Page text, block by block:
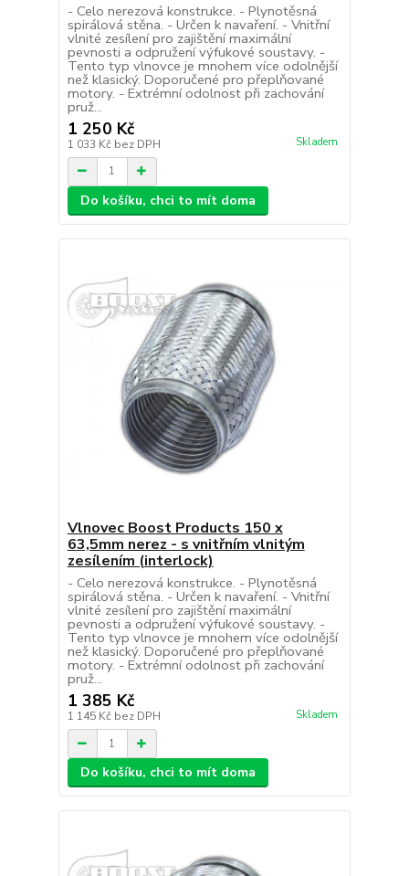
- Celo nerezová konstrukce. - Plynotěsná
spirálová stěna. - Určen k navaření. - Vnitřní
vlnité zesílení pro zajištění maximální
pevnosti a odpružení výfukové soustavy. -
Tento typ vlnovce je mnohem více odolnější
než klasický. Doporučené pro přeplňované
motory. - Extrémní odolnost při zachování
pruž...
1 250 Kč
1 033 Kč bez DPH Skladem
Do košíku, chci to mít doma
Vlnovec Boost Products 150 x
63,5mm nerez - s vnitřním vlnitým
zesílením (interlock)
- Celo nerezová konstrukce. - Plynotěsná
spirálová stěna. - Určen k navaření. - Vnitřní
vlnité zesílení pro zajištění maximální
pevnosti a odpružení výfukové soustavy. -
Tento typ vlnovce je mnohem více odolnější
než klasický. Doporučené pro přeplňované
motory. - Extrémní odolnost při zachování
pruž...
1 385 Kč
1 145 Kč bez DPH Skladem
Do košíku, chci to mít doma